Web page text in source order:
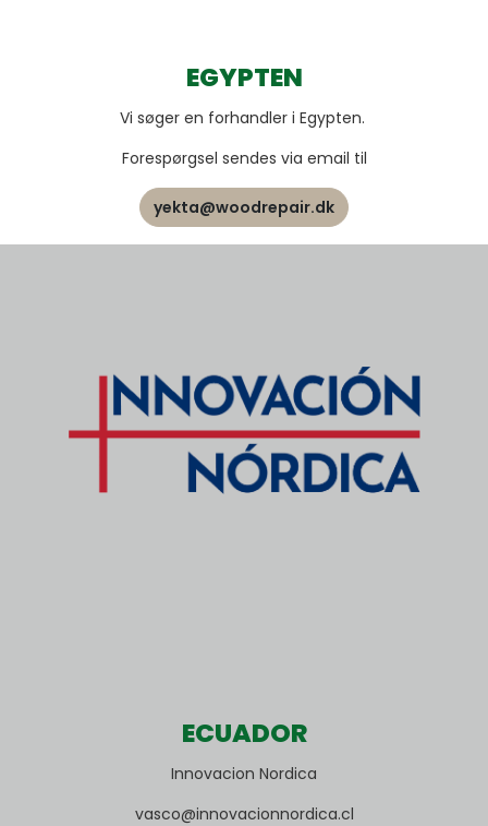
EGYPTEN
Vi søger en forhandler i Egypten.
Forespørgsel sendes via email til
yekta@woodrepair.dk
ECUADOR
Innovacion Nordica
vasco@innovacionnordica.cl